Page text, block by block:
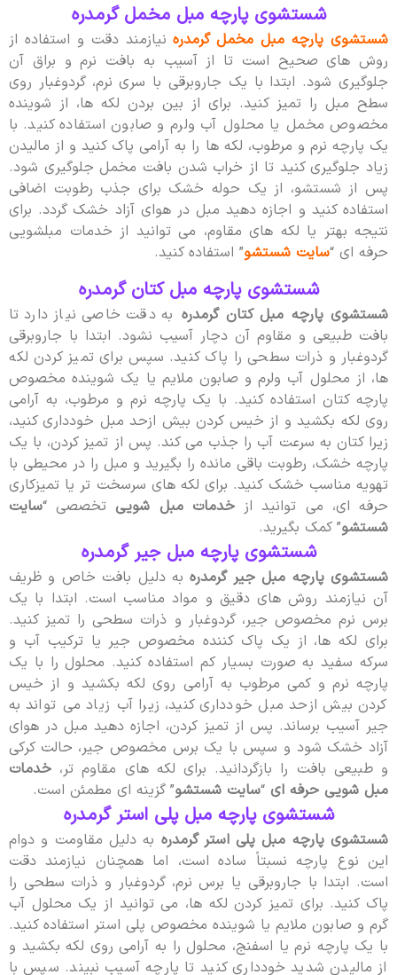
شستشوی پارچه مبل مخمل گرمدره
شستشوی پارچه مبل مخمل گرمدرهنیازمند دقت و استفاده از
روش های صحیح است تا از آسیب به بافت نرم و براق آن
جلوگیری شود. ابتدا با یک جاروبرقی با سری نرم، گردوغبار روی
سطح مبل را تمیز کنید. برای از بین بردن لکه ها، از شوینده
مخصوص مخمل یا محلول آب ولرم و صابون استفاده کنید. با
یک پارچه نرم و مرطوب، لکه ها را به آرامی پاک کنید و از مالیدن
زیاد جلوگیری کنید تا از خراب شدن بافت مخمل جلوگیری شود.
پس از شستشو، از یک حوله خشک برای جذب رطوبت اضافی
استفاده کنید و اجازه دهید مبل در هوای آزاد خشک گردد. برای
نتیجه بهتر یا لکه های مقاوم، می توانید از خدمات مبلشویی
حرفه ای “ سایت شستشو” استفاده کنید.
شستشوی پارچه مبل کتان گرمدره
شستشوی پارچه مبل کتان گرمدره به دقت خاصی نیاز دارد تا
بافت طبیعی و مقاوم آن دچار آسیب نشود. ابتدا با جاروبرقی
گردوغبار و ذرات سطحی را پاک کنید. سپس برای تمیز کردن لکه
ها، از محلول آب ولرم و صابون ملایم یا یک شوینده مخصوص
پارچه کتان استفاده کنید. با یک پارچه نرم و مرطوب، به آرامی
روی لکه بکشید و از خیس کردن بیش ازحد مبل خودداری کنید،
زیرا کتان به سرعت آب را جذب می کند. پس از تمیز کردن، با یک
پارچه خشک، رطوبت باقی مانده را بگیرید و مبل را در محیطی با
تهویه مناسب خشک کنید. برای لکه های سرسخت تر یا تمیزکاری
حرفه ای، می توانید از خدمات مبل شوییتخصصی “ سایت
شستشو” کمک بگیرید.
شستشوی پارچه مبل جیر گرمدره
شستشوی پارچه مبل جیر گرمدره به دلیل بافت خاص و ظریف
آن نیازمند روش های دقیق و مواد مناسب است. ابتدا با یک
برس نرم مخصوص جیر، گردوغبار و ذرات سطحی را تمیز کنید.
برای لکه ها، از یک پاک کننده مخصوص جیر یا ترکیب آب و
سرکه سفید به صورت بسیار کم استفاده کنید. محلول را با یک
پارچه نرم و کمی مرطوب به آرامی روی لکه بکشید و از خیس
کردن بیش ازحد مبل خودداری کنید، زیرا آب زیاد می تواند به
جیر آسیب برساند. پس از تمیز کردن، اجازه دهید مبل در هوای
آزاد خشک شود و سپس با یک برس مخصوص جیر، حالت کرکی
و طبیعی بافت را بازگردانید. برای لکه های مقاوم تر، خدمات
مبل شویی حرفه ای“ سایت شستشو” گزینه ای مطمئن است.
شستشوی پارچه مبل پلی‌ استر گرمدره
شستشوی پارچه مبل پلی استر گرمدرهبه دلیل مقاومت و دوام
این نوع پارچه نسبتاً ساده است، اما همچنان نیازمند دقت
است. ابتدا با جاروبرقی یا برس نرم، گردوغبار و ذرات سطحی را
پاک کنید. برای تمیز کردن لکه ها، می توانید از یک محلول آب
گرم و صابون ملایم یا شوینده مخصوص پلی استر استفاده کنید.
با یک پارچه نرم یا اسفنج، محلول را به آرامی روی لکه بکشید و
از مالیدن شدید خودداری کنید تا پارچه آسیب نبیند. سپس با